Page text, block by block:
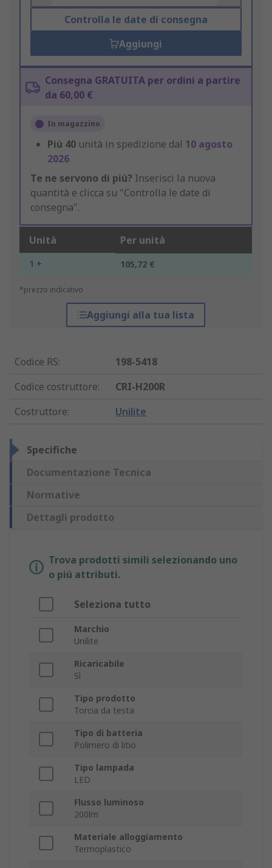
Controlla le date di consegna
Aggiungi
Consegna GRATUITA per ordini a partire
da 60,00 €
In magazzino
Più 40 unità in spedizione dal 10 agosto
2026
Te ne servono di più? Inserisci la nuova
quantità e clicca su "Controlla le date di
consegna".
Unità Per unità
1 + 105,72 €
*prezzo indicativo
Aggiungi alla tua lista
Codice RS:
198-5418
Codice costruttore:
CRI-H200R
Costruttore: Unilite
Specifiche
Documentazione Tecnica
Normative
Dettagli prodotto
Trova prodotti simili selezionando uno
o più attributi.
Seleziona tutto
Marchio
Unilite
Ricaricabile
Sì
Tipo prodotto
Torcia da testa
Tipo di batteria
Polimero di litio
Tipo lampada
LED
Flusso luminoso
200lm
Materiale alloggiamento
Termoplastico